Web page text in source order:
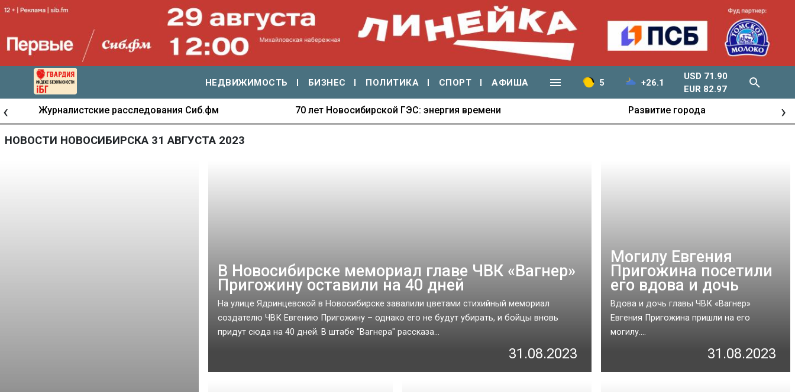
НЕДВИЖИМОСТЬ БИЗНЕС ПОЛИТИКА СПОРТ АФИША 5 +26.1
USD 71.90
EUR 82.97
Журналистские расследования Сиб.фм 70 лет Новосибирской ГЭС: энергия времени Развитие города
‹ ›
НОВОСТИ НОВОСИБИРСКА 31 АВГУСТА 2023
В Новосибирске мемориал главе ЧВК «Вагнер»
Пригожину оставили на 40 дней
На улице Ядринцевской в Новосибирске завалили цветами стихийный мемориал
создателю ЧВК Евгению Пригожину – однако его не будут убирать, и бойцы вновь
придут сюда на 40 дней. В штабе "Вагнера" рассказа...
31.08.2023
Могилу Евгения
Пригожина посетили
его вдова и дочь
Вдова и дочь главы ЧВК «Вагнер»
Евгения Пригожина пришли на его
могилу....
31.08.2023